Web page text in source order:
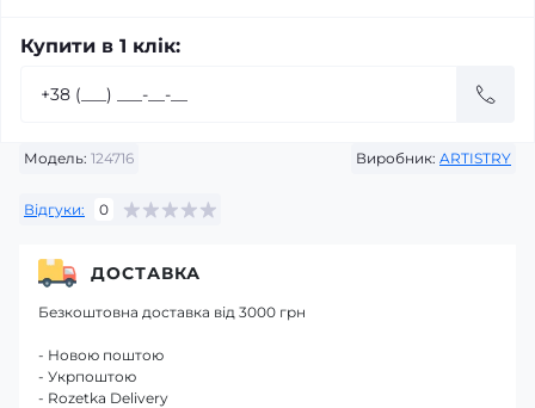
Модель: 124716 Виробник: ARTISTRY
Відгуки: 0
Купити в 1 клік:
ДОСТАВКА
Безкоштовна доставка від 3000 грн
- Новою поштою
- Укрпоштою
- Rozetka Delivery